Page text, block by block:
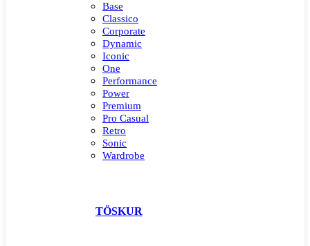
Base
Classico
Corporate
Dynamic
Iconic
One
Performance
Power
Premium
Pro Casual
Retro
Sonic
Wardrobe
TÖSKUR